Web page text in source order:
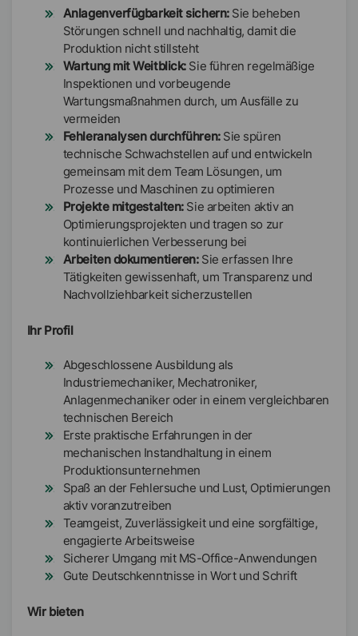
Anlagenverfügbarkeit sichern:Sie beheben
Störungen schnell und nachhaltig, damit die
Produktion nicht stillsteht
Wartung mit Weitblick:Sie führen regelmäßige
Inspektionen und vorbeugende
Wartungsmaßnahmen durch, um Ausfälle zu
vermeiden
Fehleranalysen durchführen:Sie spüren
technische Schwachstellen auf und entwickeln
gemeinsam mit dem Team Lösungen, um
Prozesse und Maschinen zu optimieren
Projekte mitgestalten:Sie arbeiten aktiv an
Optimierungsprojekten und tragen so zur
kontinuierlichen Verbesserung bei
Arbeiten dokumentieren: Sie erfassen Ihre
Tätigkeiten gewissenhaft, um Transparenz und
Nachvollziehbarkeit sicherzustellen
Ihr Profil
Abgeschlossene Ausbildung als
Industriemechaniker, Mechatroniker,
Anlagenmechaniker oder in einem vergleichbaren
technischen Bereich
Erste praktische Erfahrungen in der
mechanischen Instandhaltung in einem
Produktionsunternehmen
Spaß an der Fehlersuche und Lust, Optimierungen
aktiv voranzutreiben
Teamgeist, Zuverlässigkeit und eine sorgfältige,
engagierte Arbeitsweise
Sicherer Umgang mit MS-Office-Anwendungen
Gute Deutschkenntnisse in Wort und Schrift
Wir bieten